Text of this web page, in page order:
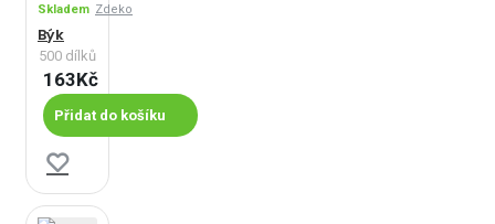
Skladem Zdeko
Býk
500 dílků
163Kč
Přidat do košíku